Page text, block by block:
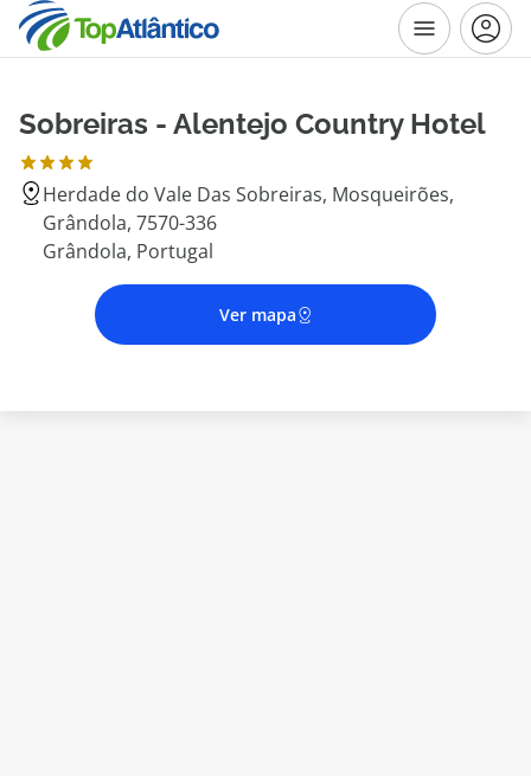
Destinos
Voos
Hotéis
Voos + Hotel
Sobreiras - Alentejo Country Hotel
Herdade do Vale Das Sobreiras, Mosqueirões,
Grândola, 7570-336
Grândola, Portugal
Ver mapa